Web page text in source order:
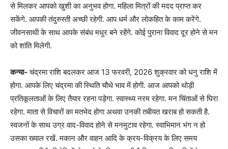
से मिलकर आपको खुशी का अनुभव होगा. महिला मित्रों की मदद प्राप्त कर
सकेंगे. आपकी तंदुरुस्ती अच्छी रहेगी. आप धर्म और लोकहित के काम करेंगे.
जीवनसाथी के साथ आपके संबंध मधुर बने रहेंगे. कोई पुराना विवाद दूर होने से मन
को शांति मिलेगी.
कन्या- चंद्रमा राशि बदलकर आज 13 फरवरी, 2026 शुक्रवार को धनु राशि में
होगा. आपके लिए चंद्रमा की स्थिति चौथे भाव में होगी. आज आपको थोड़ी
प्रतिकूलताओं के लिए तैयार रहना पड़ेगा. स्वास्थ्य नरम रहेगा. मन चिंताओं से घिरा
रहेगा. माता से विचारों का मतभेद होगा अथवा उनकी तबीयत खराब हो सकती है.
स्वजनों के साथ उग्र वाद-विवाद होने से मनमुटाव रहेगा. स्वाभिमान भंग न हो
उसका ख्याल रखें. मकान और वाहन आदि के क्रय-विक्रय के लिए समय